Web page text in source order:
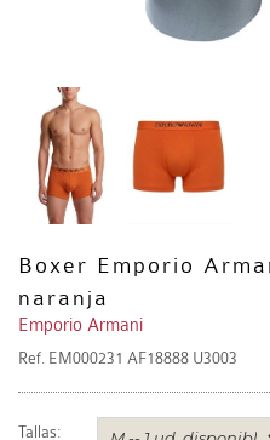
Boxer Emporio
naranja
Emporio Armani
Ref. EM000231 AF18888 U3003
Tallas: